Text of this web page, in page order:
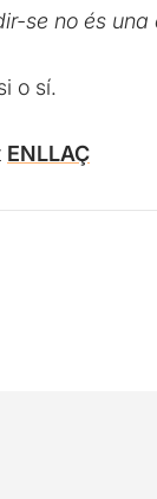
se no és una
o sí.
ENLLAÇ